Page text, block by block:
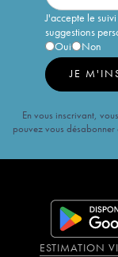
J'accepte le
suggestions
Oui
Non
JE
En vous inscrivant,
pouvez vous
ESTIMATION